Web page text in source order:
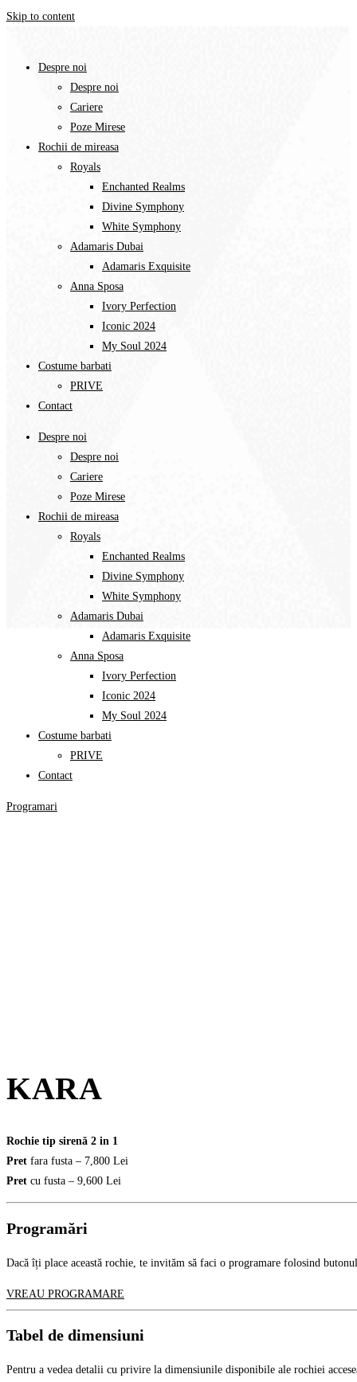
Skip to content
Despre noi
Despre noi
Cariere
Poze Mirese
Rochii de mireasa
Royals
Enchanted Realms
Divine Symphony​
White Symphony
Adamaris Dubai
Adamaris Exquisite
Anna Sposa
Ivory Perfection
Iconic 2024
My Soul 2024
Costume barbati
PRIVE
Contact
Despre noi
Despre noi
Cariere
Poze Mirese
Rochii de mireasa
Royals
Enchanted Realms
Divine Symphony​
White Symphony
Adamaris Dubai
Adamaris Exquisite
Anna Sposa
Ivory Perfection
Iconic 2024
My Soul 2024
Costume barbati
PRIVE
Contact
Programari
KARA
Rochie tip sirenă 2 in 1
Pret fara fusta – 7,800 Lei
Pret cu fusta – 9,600 Lei
Programări
Dacă îți place această rochie, te invităm să faci o programare folosind
VREAU PROGRAMARE
Tabel de dimensiuni
Pentru a vedea detalii cu privire la dimensiunile disponibile ale rochiei